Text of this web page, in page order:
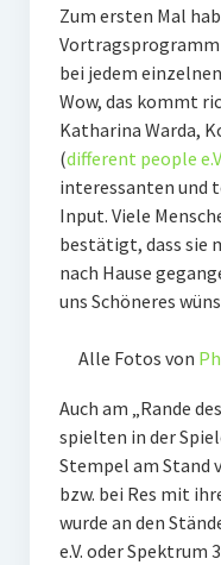
Zum ersten Mal
bei jedem
Wow, das kommt
Katharina Warda,
(different people
interessanten und
Input. Viele
bestätigt, dass sie
nach Hause
uns Schöneres
Alle Fotos von
Auch am „Rande
spielten in der
Stempel am Stand
bzw. bei Res mit
wurde an den
e.V. oder Spektrum